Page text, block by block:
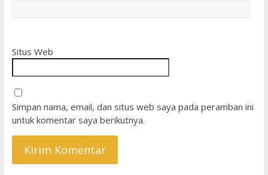
Situs Web
Simpan nama, email, dan situs web saya pada peramban ini
untuk komentar saya berikutnya.